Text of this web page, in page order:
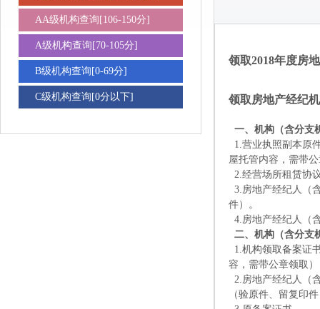
AA级机构查询[106-150分]
A级机构查询[70-105分]
B级机构查询[0-69分]
C级机构查询[0分以下]
领取2018年度房
领取房地产经纪
一、机构（含分支
1.营业执照副本原
屋托管内容，需带
2.经营场所租赁协
3.房地产经纪人（
件）。
4.房地产经纪人（
二、机构（含分支
1.机构领取备案证
容，需带公章领取）
2.房地产经纪人（
（验原件、留复印